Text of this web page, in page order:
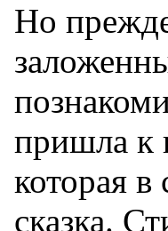
Но
пришла к
которая
сказка.